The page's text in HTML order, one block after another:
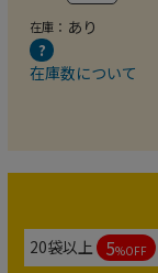
在庫： あり
在庫数について
20袋以上 5%OFF